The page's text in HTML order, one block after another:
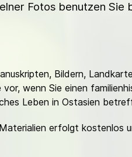
Fotos benutzen Sie
Bildern,
wenn Sie einen
Leben in Ostasien
erfolgt kostenlos